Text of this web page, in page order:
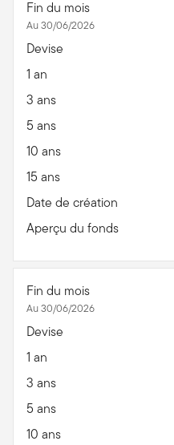
Fin du mois
Au 30/06/2026
Devise
1 an
3 ans
5 ans
10 ans
15 ans
Date de création
Aperçu du fonds
Fin du mois
Au 30/06/2026
Devise
1 an
3 ans
5 ans
10 ans